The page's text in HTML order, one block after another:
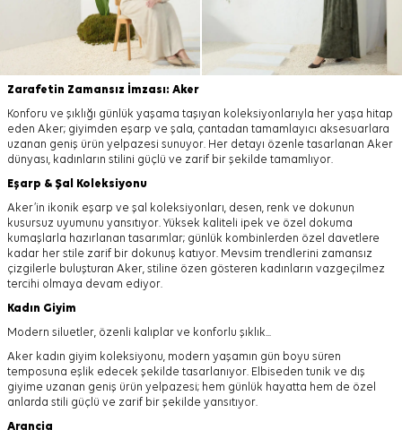
Zarafetin Zamansız İmzası: Aker
Konforu ve şıklığı günlük yaşama taşıyan koleksiyonlarıyla her yaşa hitap
eden Aker; giyimden eşarp ve şala, çantadan tamamlayıcı aksesuarlara
uzanan geniş ürün yelpazesi sunuyor. Her detayı özenle tasarlanan Aker
dünyası, kadınların stilini güçlü ve zarif bir şekilde tamamlıyor.
Eşarp & Şal Koleksiyonu
Aker’in ikonik eşarp ve şal koleksiyonları, desen, renk ve dokunun
kusursuz uyumunu yansıtıyor. Yüksek kaliteli ipek ve özel dokuma
kumaşlarla hazırlanan tasarımlar; günlük kombinlerden özel davetlere
kadar her stile zarif bir dokunuş katıyor. Mevsim trendlerini zamansız
çizgilerle buluşturan Aker, stiline özen gösteren kadınların vazgeçilmez
tercihi olmaya devam ediyor.
Kadın Giyim
Modern siluetler, özenli kalıplar ve konforlu şıklık...
Aker kadın giyim koleksiyonu, modern yaşamın gün boyu süren
temposuna eşlik edecek şekilde tasarlanıyor. Elbiseden tunik ve dış
giyime uzanan geniş ürün yelpazesi; hem günlük hayatta hem de özel
anlarda stili güçlü ve zarif bir şekilde yansıtıyor.
Arancia